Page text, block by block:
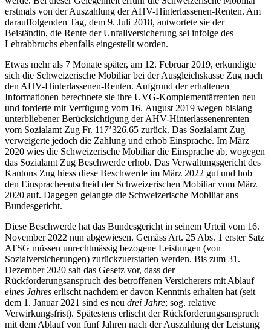
erstmals von der Auszahlung der AHV-Hinterlassenen-Renten. Am
darauffolgenden Tag, dem 9. Juli 2018, antwortete sie der
Beiständin, die Rente der Unfallversicherung sei infolge des
Lehrabbruchs ebenfalls eingestellt worden.
Etwas mehr als 7 Monate später, am 12. Februar 2019, erkundigte
sich die Schweizerische Mobiliar bei der Ausgleichskasse Zug nach
den AHV-Hinterlassenen-Renten. Aufgrund der erhaltenen
Informationen berechnete sie ihre UVG-Komplementärrenten neu
und forderte mit Verfügung vom 16. August 2019 wegen bislang
unterbliebener Berücksichtigung der AHV-Hinterlassenenrenten
vom Sozialamt Zug Fr. 117’326.65 zurück. Das Sozialamt Zug
verweigerte jedoch die Zahlung und erhob Einsprache. Im März
2020 wies die Schweizerische Mobiliar die Einsprache ab, wogegen
das Sozialamt Zug Beschwerde erhob. Das Verwaltungsgericht des
Kantons Zug hiess diese Beschwerde im März 2022 gut und hob
den Einspracheentscheid der Schweizerischen Mobiliar vom März
2020 auf. Dagegen gelangte die Schweizerische Mobiliar ans
Bundesgericht.
Diese Beschwerde hat das Bundesgericht in seinem Urteil vom 16.
November 2022 nun abgewiesen. Gemäss Art. 25 Abs. 1 erster Satz
ATSG müssen unrechtmässig bezogene Leistungen (von
Sozialversicherungen) zurückzuerstatten werden. Bis zum 31.
Dezember 2020 sah das Gesetz vor, dass der
Rückforderungsanspruch des betroffenen Versicherers mit Ablauf
eines Jahres erlischt nachdem er davon Kenntnis erhalten hat (seit
dem 1. Januar 2021 sind es neu drei Jahre; sog. relative
Verwirkungsfrist). Spätestens erlischt der Rückforderungsanspruch
mit dem Ablauf von fünf Jahren nach der Auszahlung der Leistung